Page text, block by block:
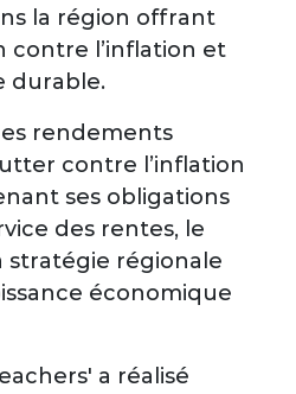
la région offrant
contre l’inflation et
durable.
rendements
contre l’inflation
ses obligations
des rentes, le
stratégie régionale
économique
a réalisé